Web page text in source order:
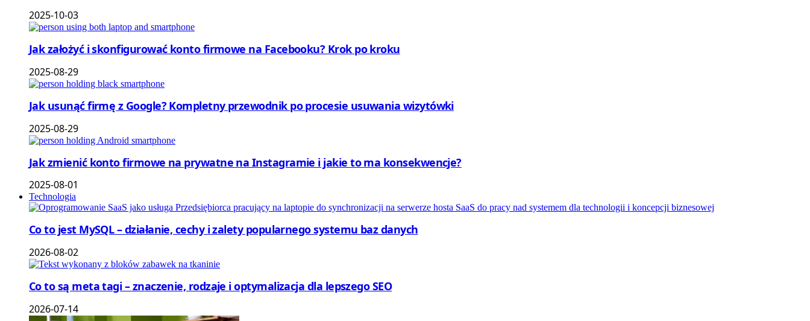
2025-10-03
Jak założyć i skonfigurować konto firmowe na Facebooku? Krok po kroku
2025-08-29
Jak usunąć firmę z Google? Kompletny przewodnik po procesie usuwania wizytówki
2025-08-29
Jak zmienić konto firmowe na prywatne na Instagramie i jakie to ma konsekwencje?
2025-08-01
Technologia
Co to jest MySQL – działanie, cechy i zalety popularnego systemu baz danych
2026-08-02
Co to są meta tagi – znaczenie, rodzaje i optymalizacja dla lepszego SEO
2026-07-14